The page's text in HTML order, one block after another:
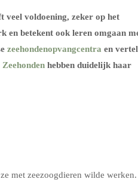
veel voldoening, zeker op het
en betekent ook leren omgaan
zeehondenopvangcentra en
Zeehonden hebben duidelijk haar
met zeezoogdieren wilde werken.